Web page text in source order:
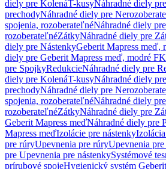
diely pre KolenáT-kusyNáhradné diely
prechodyNáhradné diely pre
spojenia, rozoberateľnéNáhradné diely
rozoberateľnéZátkyNáhradné diely pre
diely pre NástenkyGeberit Mapress meď,
diely pre Geberit Mapress meď, modré
pre SpojkyRedukcieNáhradné diely pre
diely pre KolenáT-kusyNáhradné diely
prechodyNáhradné diely pre
spojenia, rozoberateľnéNáhradné diely
rozoberateľnéZátkyNáhradné diely pre
Geberit Mapress meďNáhradné diely pre
Mapress meďIzolácie pre nástenky
pre rúryUpevnenia pre rúryUpevnenia
pre Upevnenia pre nástenkySystémové
prírubové spojeHygienický systém Geberit